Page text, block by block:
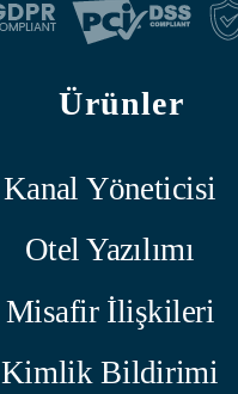
Ürünler
Kanal Yöneticisi
Otel Yazılımı
Misafir İlişkileri
Kimlik Bildirimi